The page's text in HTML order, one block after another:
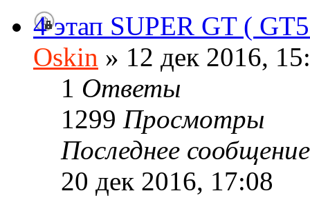
4 этап SUPER GT (
Oskin » 12 дек 2016,
1 Ответы
1299 Просмотры
Последнее
20 дек 2016, 17:08